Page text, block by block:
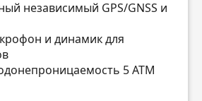
независимый GPS/GNSS и
и динамик для
5 ATM